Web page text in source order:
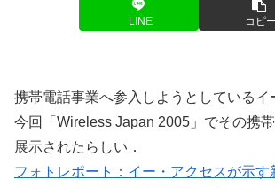
LINE コピー
携帯電話事業へ参入しようとしているイ
今回「Wireless Japan 2005」でその携
展示されたらしい．
フォトレポート：イー・アクセスが示す